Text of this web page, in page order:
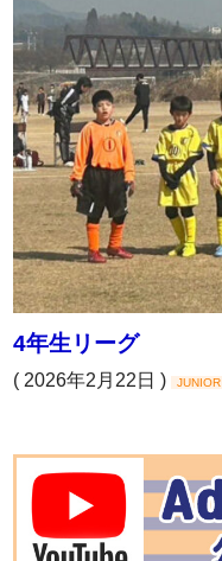
4年生リーグ
( 2026年2月22日 ) JUNIOR